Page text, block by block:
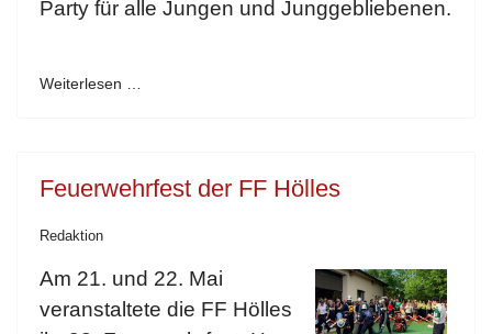
Party für alle Jungen und Junggebliebenen.
Weiterlesen …
Feuerwehrfest der FF Hölles
Redaktion
Am 21. und 22. Mai
veranstaltete die FF Hölles